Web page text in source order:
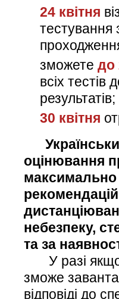
24 квітня
тестування
зможете до
всіх тестів
результатів;
30 квітня
оцінювання
максимально
небезпеку,
та за
У разі якщо
зможе
відповіді до